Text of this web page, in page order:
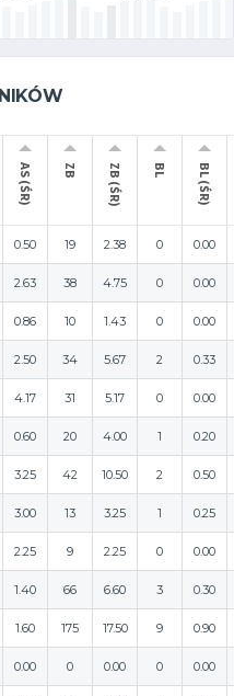
AS (ŚR) ZB ZB (ŚR) BL BL (ŚR)
0.50 19 2.38 0 0.00
2.63 38 4.75 0 0.00
0.86 10 1.43 0 0.00
2.50 34 5.67 2 0.33
4.17 31 5.17 0 0.00
0.60 20 4.00 1 0.20
3.25 42 10.50 2 0.50
3.00 13 3.25 1 0.25
2.25 9 2.25 0 0.00
1.40 66 6.60 3 0.30
1.60 175 17.50 9 0.90
0.00 0 0.00 0 0.00